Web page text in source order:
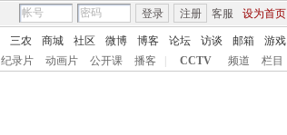
客服 设为首页
登录 注册
三农 商城 社区 微博 博客 论坛 访谈 邮箱
游戏
纪录片 动画片 公开课 播客 CCTV 频道 栏目